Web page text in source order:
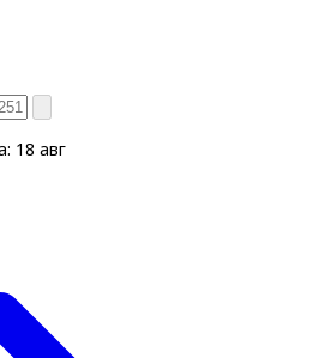
18 авг